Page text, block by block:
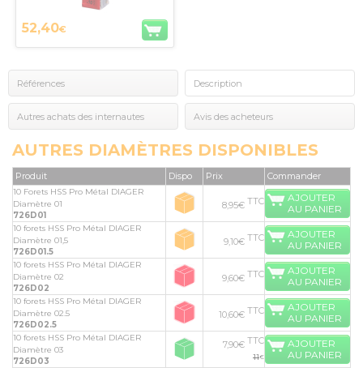
52,40€
Références Description
Autres achats des internautes Avis des acheteurs
AUTRES DIAMÈTRES DISPONIBLES
Produit Dispo Prix Commander
10 Forets HSS Pro Métal DIAGER
Diamètre 01
726D01
8,95€ TTC
AJOUTER
AU PANIER
10 forets HSS Pro Métal DIAGER
Diamètre 01,5
726D01.5
9,10€ TTC
AJOUTER
AU PANIER
10 forets HSS Pro Métal DIAGER
Diamètre 02
726D02
9,60€ TTC
AJOUTER
AU PANIER
10 forets HSS Pro Métal DIAGER
Diamètre 02.5
726D02.5
10,60€ TTC
AJOUTER
AU PANIER
10 forets HSS Pro Métal DIAGER
Diamètre 03
726D03
7,90€ TTC
11€
AJOUTER
AU PANIER